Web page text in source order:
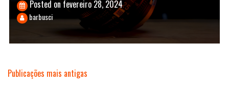
Posted on fevereiro 28, 2024
barbusci
Navegação
Publicações mais antigas